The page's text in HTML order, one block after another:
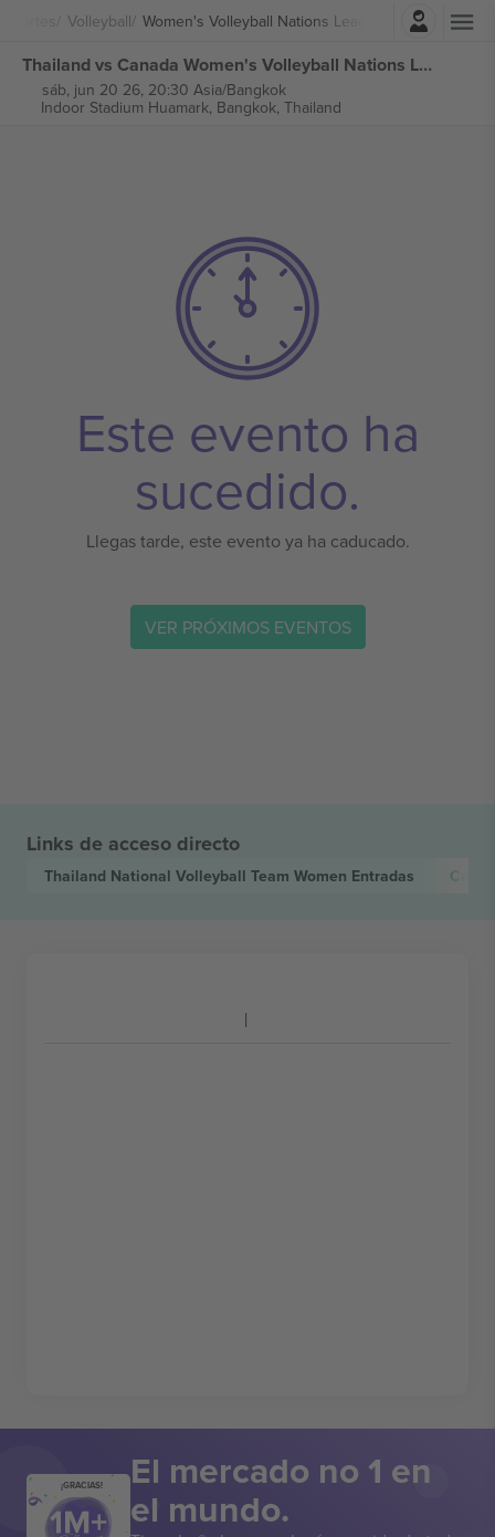
Volleyball Women's Volleyball Nations League
Iniciar sesión
Thailand vs Canada Women's Volleyball Nations League entradas
sáb, jun 20 26, 20:30 Asia/Bangkok
Indoor Stadium Huamark, Bangkok, Thailand
Este evento ha
sucedido.
Llegas tarde, este evento ya ha caducado.
VER PRÓXIMOS EVENTOS
Links de acceso directo
Thailand National Volleyball Team Women Entradas
¡GRACIAS! El mercado no 1 en
el mundo.